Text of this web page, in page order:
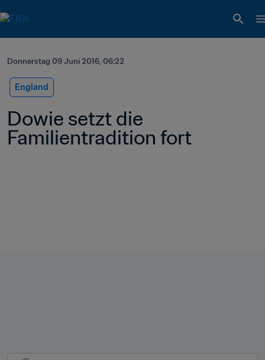
Donnerstag 09 Juni 2016, 06:22
England
Dowie setzt die
Familientradition fort